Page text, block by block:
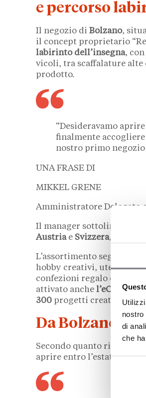
di
che
e percorso
Il negozio di Bolzano,
il concept proprietario
labirinto dell’insegna,
vicoli, tra scaffalature alte
prodotto.
“Desideravamo
finalmente
nostro primo negozio
UNA FRASE DI
MIKKEL GRENE
Amministratore Delegato
Il manager sottolinea come
Austriae Svizzera, l’abbia
L’assortimento segue la
hobby creativi, utensili
confezioni regalo e
attivato anche
300 progetti creativi.
Da Bolzano a
Secondo quanto riportato
aprire entro l’estate,